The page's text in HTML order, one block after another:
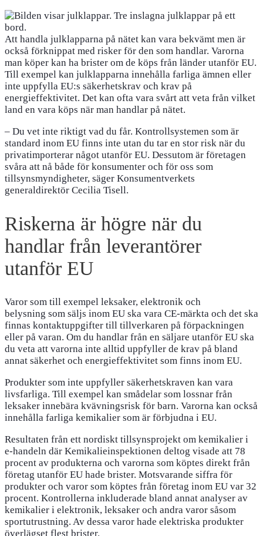
Att handla julklapparna på nätet kan vara bekvämt men är
också förknippat med risker för den som handlar. Varorna
man köper kan ha brister om de köps från länder utanför EU.
Till exempel kan julklapparna innehålla farliga ämnen eller
inte uppfylla EU:s säkerhetskrav och krav på
energieffektivitet. Det kan ofta vara svårt att veta från vilket
land en vara köps när man handlar på nätet.
– Du vet inte riktigt vad du får. Kontrollsystemen som är
standard inom EU finns inte utan du tar en stor risk när du
privatimporterar något utanför EU. Dessutom är företagen
svåra att nå både för konsumenter och för oss som
tillsynsmyndigheter, säger Konsumentverkets
generaldirektör Cecilia Tisell.
Riskerna är högre när du
handlar från leverantörer
utanför EU
Varor som till exempel leksaker, elektronik och
belysning som säljs inom EU ska vara CE-märkta och det ska
finnas kontaktuppgifter till tillverkaren på förpackningen
eller på varan. Om du handlar från en säljare utanför EU ska
du veta att varorna inte alltid uppfyller de krav på bland
annat säkerhet och energieffektivitet som finns inom EU.
Produkter som inte uppfyller säkerhetskraven kan vara
livsfarliga. Till exempel kan smådelar som lossnar från
leksaker innebära kvävningsrisk för barn. Varorna kan också
innehålla farliga kemikalier som är förbjudna i EU.
Resultaten från ett nordiskt tillsynsprojekt om kemikalier i
e-handeln där Kemikalieinspektionen deltog visade att 78
procent av produkterna och varorna som köptes direkt från
företag utanför EU hade brister. Motsvarande siffra för
produkter och varor som köptes från företag inom EU var 32
procent. Kontrollerna inkluderade bland annat analyser av
kemikalier i elektronik, leksaker och andra varor såsom
sportutrustning. Av dessa varor hade elektriska produkter
överlägset flest brister.